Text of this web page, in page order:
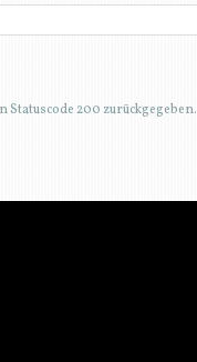
Statuscode 200 zurückgegeben.